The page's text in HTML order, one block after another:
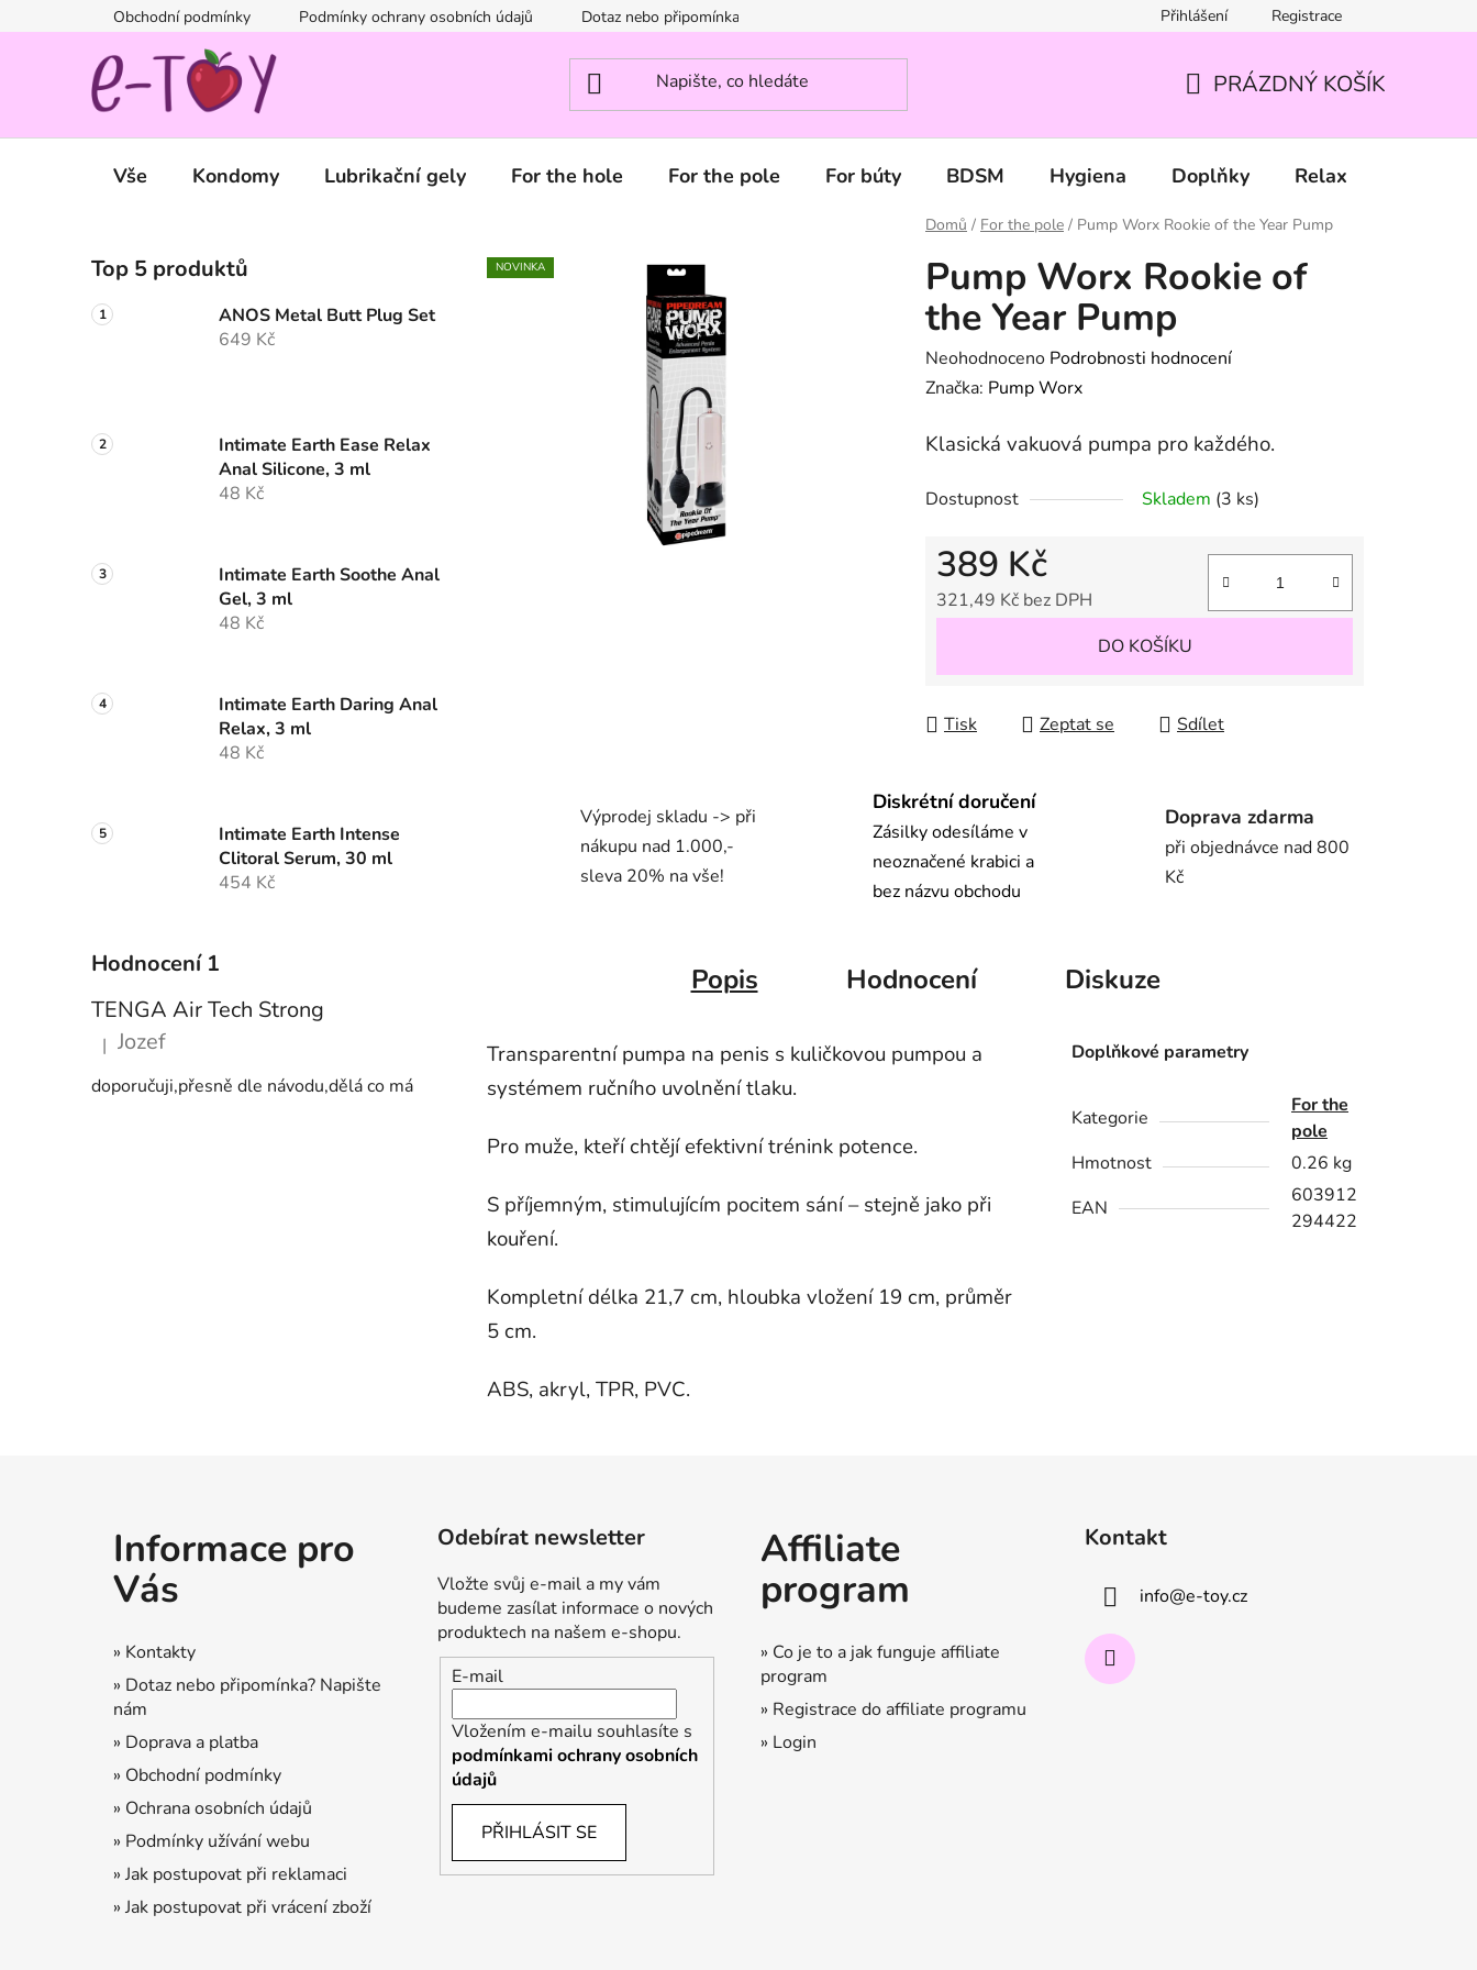
na
Obchodní podmínky Podmínky ochrany osobních údajů Dotaz nebo připomínka? Napište nám. Přihlášení Registrace
KOŠÍK
PRÁZDNÝ KOŠÍK
Vše Kondomy Lubrikační gely For the hole For the pole For búty BDSM Hygiena Doplňky Relax
Domů / For the pole / Pump Worx Rookie of the Year Pump
o
s
t
n
n
e
Top 5 produktů
ANOS Metal Butt Plug Set
649 Kč
Intimate Earth Ease Relax
Anal Silicone, 3 ml
48 Kč
Intimate Earth Soothe Anal
Gel, 3 ml
48 Kč
Intimate Earth Daring Anal
Relax, 3 ml
48 Kč
Intimate Earth Intense
Clitoral Serum, 30 ml
454 Kč
Hodnocení 1
TENGA Air Tech Strong
Hodnocení produktu je 5 z 5 hvězdiček.
| Jozef
doporučuji,přesně dle návodu,dělá co má
Pump Worx Rookie of
the Year Pump
Průměrné
hodnocení
je
z
hvězdiček.
Neohodnoceno Podrobnosti hodnocení
Značka: Pump Worx
Klasická vakuová pumpa pro každého.
Dostupnost Skladem (3 ks)
389 Kč
321,49 Kč bez DPH
DO KOŠÍKU
Tisk Zeptat se Sdílet
NOVINKA
Výprodej skladu -> při
nákupu nad 1.000,-
sleva 20% na vše!
Diskrétní doručení
Zásilky odesíláme v
neoznačené krabici a
bez názvu obchodu
Doprava zdarma
při objednávce nad 800
Kč
Popis Hodnocení Diskuze
Transparentní pumpa na penis s kuličkovou pumpou a
systémem ručního uvolnění tlaku.
Pro muže, kteří chtějí efektivní trénink potence.
S příjemným, stimulujícím pocitem sání – stejně jako při
kouření.
Kompletní délka 21,7 cm, hloubka vložení 19 cm, průměr
5 cm.
ABS, akryl, TPR, PVC.
Doplňkové parametry
Kategorie
For the
pole
Hmotnost
0.26 kg
EAN
603912
294422
Informace pro
Vás
» Kontakty
» Dotaz nebo připomínka? Napište
nám
» Doprava a platba
» Obchodní podmínky
» Ochrana osobních údajů
» Podmínky užívání webu
» Jak postupovat při reklamaci
» Jak postupovat při vrácení zboží
Odebírat newsletter
Vložte svůj e-mail a my vám
budeme zasílat informace o nových
produktech na našem e-shopu.
E-mail
Vložením e-mailu souhlasíte s
podmínkami ochrany osobních
údajů
PŘIHLÁSIT SE
Affiliate
program
» Co je to a jak funguje affiliate
program
» Registrace do affiliate programu
» Login
Kontakt
info@e-toy.cz